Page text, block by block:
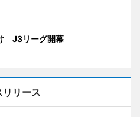
J3リーグ開幕
リリース